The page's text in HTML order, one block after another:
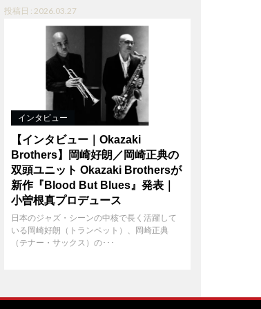
投稿日 : 2026.03.27
インタビュー
【インタビュー｜Okazaki
Brothers】岡崎好朗／岡崎正典の
双頭ユニット Okazaki Brothersが
新作『Blood But Blues』発表｜
小曽根真プロデュース
日本のジャズ・シーンの中核で長く活躍して
いる岡崎好朗（トランペット）、岡崎正典
（テナー・サックス）の･･･